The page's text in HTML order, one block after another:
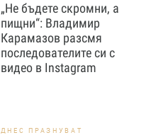
„Не бъдете скромни, а
пищни“: Владимир
Карамазов разсмя
последователите си с
видео в Instagram
ДНЕС ПРАЗНУВАТ